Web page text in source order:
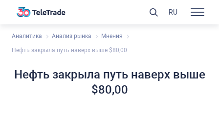
Аналитика Анализ рынка Мнения
Нефть закрыла путь наверх выше $80,00
Нефть закрыла путь наверх выше
$80,00
RU